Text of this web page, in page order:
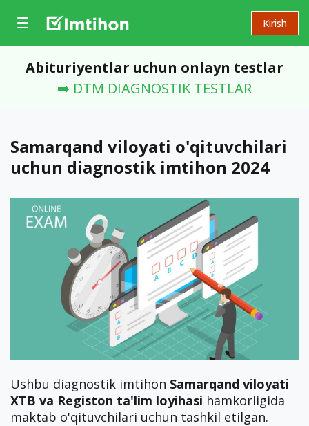
Kirish
Abituriyentlar uchun onlayn testlar
➡️ DTM DIAGNOSTIK TESTLAR
Samarqand viloyati o'qituvchilari
uchun diagnostik imtihon 2024
Ushbu diagnostik imtihon Samarqand viloyati
XTB va Registon ta'lim loyihasi hamkorligida
maktab o'qituvchilari uchun tashkil etilgan.